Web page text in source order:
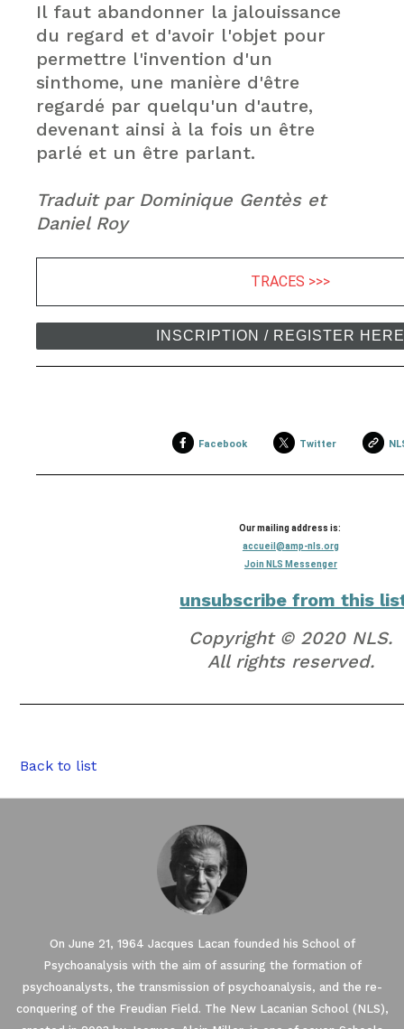
Il faut abandonner la jalouissance
du regard et d'avoir l'objet pour
permettre l'invention d'un
sinthome, une manière d'être
regardé par quelqu'un d'autre,
devenant ainsi à la fois un être
parlé et un être parlant.
Traduit par Dominique Gentès et
Daniel Roy
TRACES >>>
INSCRIPTION / REGISTER
Facebook Twitter
Our mailing address is:
accueil@amp-nls.org
Join NLS Messenger
unsubscribe from this
Copyright © 2020 NLS.
All rights reserved.
Back to list
On June 21, 1964 Jacques Lacan founded his School of
Psychoanalysis with the aim of assuring the formation of
psychoanalysts, the transmission of psychoanalysis, and the re-
conquering of the Freudian Field. The New Lacanian School (NLS),